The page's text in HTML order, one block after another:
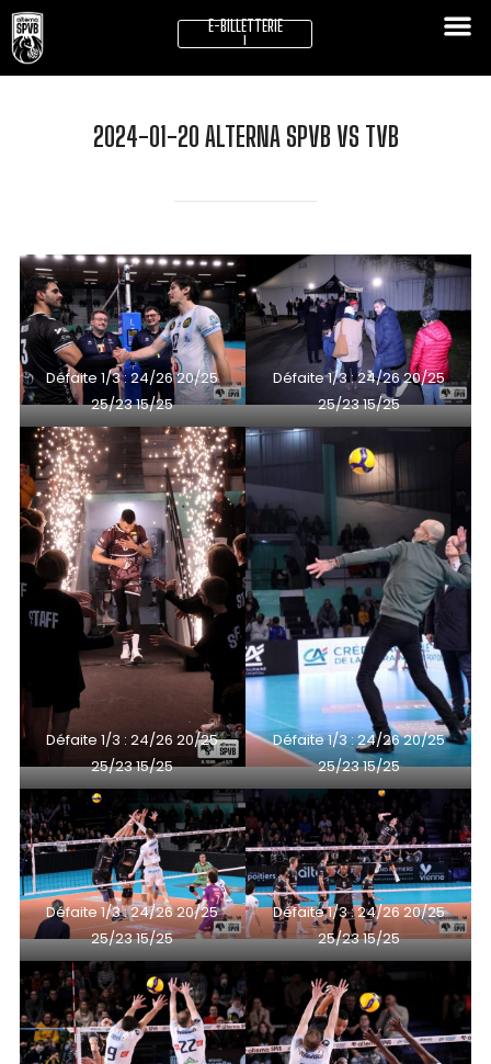
E-BILLETTERIE
!
2024-01-20 ALTERNA SPVB VS TVB
Défaite 1/3 : 24/26 20/25
25/23 15/25
Défaite 1/3 : 24/26 20/25
25/23 15/25
Défaite 1/3 : 24/26 20/25
25/23 15/25
Défaite 1/3 : 24/26 20/25
25/23 15/25
Défaite 1/3 : 24/26 20/25
25/23 15/25
Défaite 1/3 : 24/26 20/25
25/23 15/25